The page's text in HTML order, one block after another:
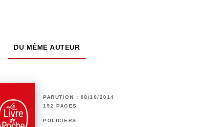
DU MÊME AUTEUR
PARUTION : 08/10/2014
192 PAGES
POLICIERS